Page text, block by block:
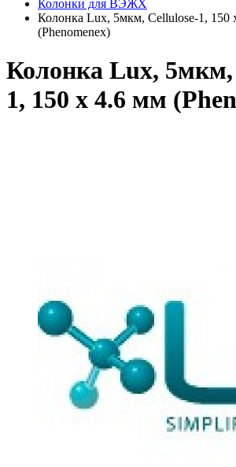
Колонки для ВЭЖХ
Колонка Lux, 5мкм, Cellulose-1, 150
(Phenomenex)
Колонка Lux, 5мкм,
1, 150 x 4.6 мм